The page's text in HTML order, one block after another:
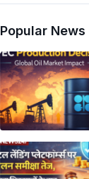
Popular News